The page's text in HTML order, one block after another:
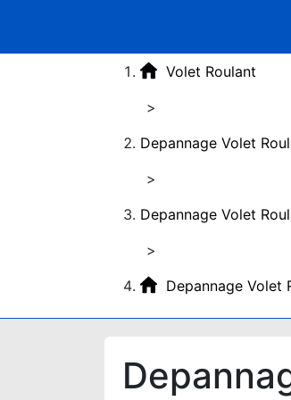
Volet Roulant
>
Depannage Volet
>
Depannage Volet
>
Depannage Volet